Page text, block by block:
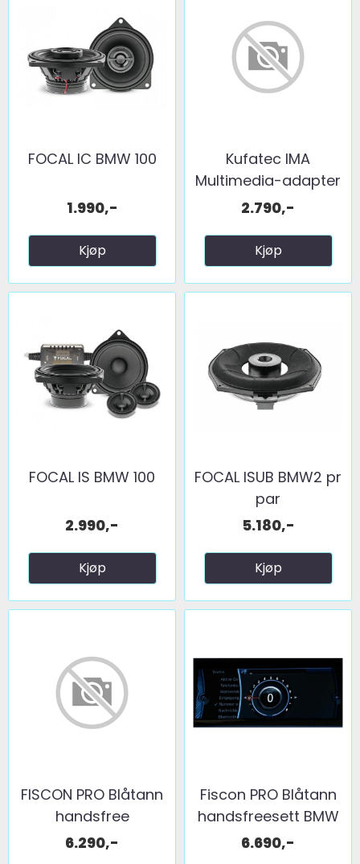
FOCAL IC BMW 100
1.990,-
Kjøp
Kufatec IMA
Multimedia-adapter
BMW ...
2.790,-
Kjøp
FOCAL IS BMW 100
2.990,-
Kjøp
FOCAL ISUB BMW2 pr
par
5.180,-
Kjøp
FISCON PRO Blåtann
handsfree
m/koding! ...
6.290,-
Fiscon PRO Blåtann
handsfreesett BMW
...
6.690,-